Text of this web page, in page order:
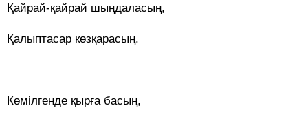
Қайрай-қайрай шыңдаласың,
Қалыптасар көзқарасың.
Көмілгенде қырға басың,